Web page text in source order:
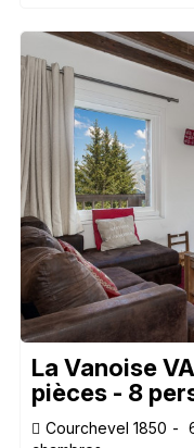
La Vanoise
pièces - 8
Courchevel 1850